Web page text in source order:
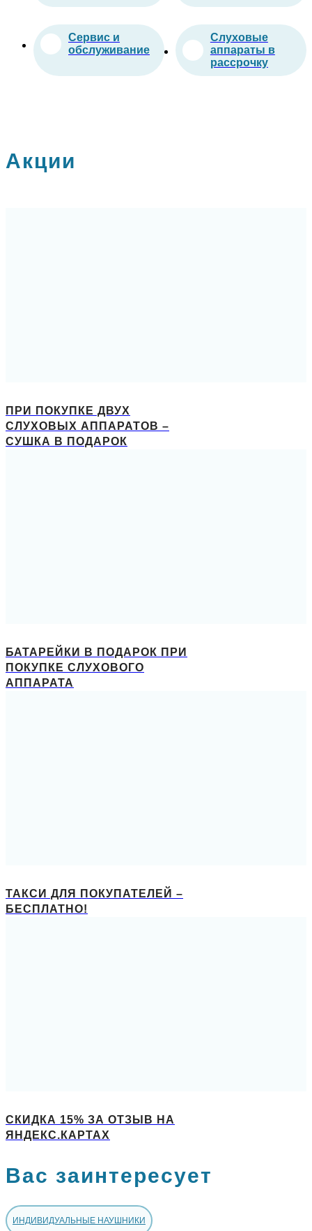
Сервис и
обслуживание
Слуховые
аппараты в
рассрочку
Акции
ПРИ ПОКУПКЕ ДВУХ
СЛУХОВЫХ АППАРАТОВ –
СУШКА В ПОДАРОК
БАТАРЕЙКИ В ПОДАРОК ПРИ
ПОКУПКЕ СЛУХОВОГО
АППАРАТА
ТАКСИ ДЛЯ ПОКУПАТЕЛЕЙ –
БЕСПЛАТНО!
СКИДКА 15% ЗА ОТЗЫВ НА
ЯНДЕКС.КАРТАХ
Вас заинтересует
ИНДИВИДУАЛЬНЫЕ НАУШНИКИ